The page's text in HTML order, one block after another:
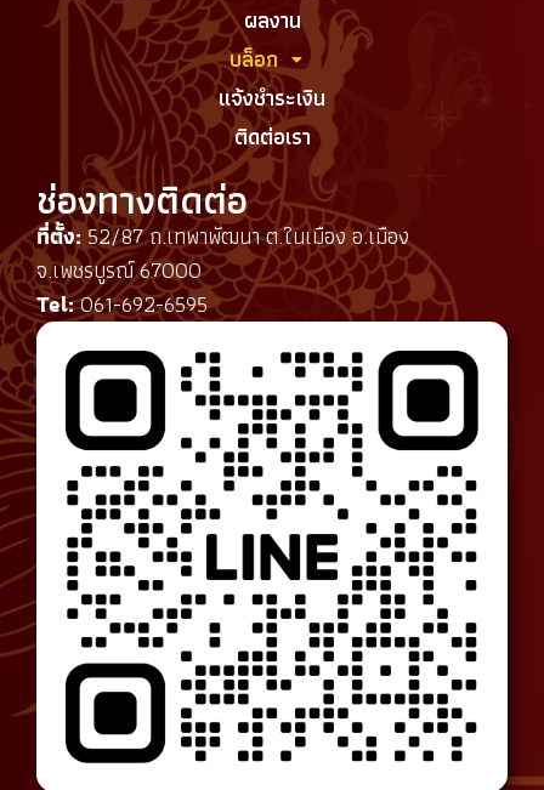
ผลงาน
บล็อก
แจ้งชำระเงิน
ติดต่อเรา
ช่องทางติดต่อ
ที่ตั้ง:52/87 ถ.เทพาพัฒนา ต.ในเมือง อ.เมือง
จ.เพชรบูรณ์ 67000
Tel:061-692-6595